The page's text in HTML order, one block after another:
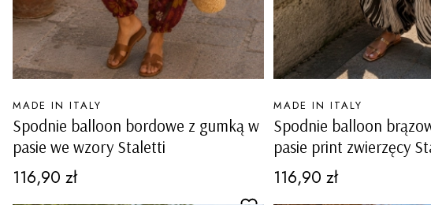
Spodnie balloon bordowe z gumką w
pasie we wzory Staletti
PRODUCENT
MADE IN ITALY
Cena
116,90 zł
Spodnie balloon
pasie print zwierzęcy
PRODUCENT
MADE IN ITALY
Cena
116,90 zł